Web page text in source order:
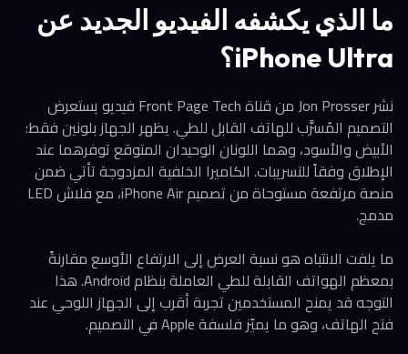
ما الذي يكشفه الفيديو الجديد عن
iPhone Ultra؟
نشر Jon Prosser من قناة Front Page Tech فيديو يستعرض
التصميم المُسرَّب للهاتف القابل للطي. يظهر الجهاز بلونين فقط:
الأبيض والأسود، وهما اللونان الوحيدان المتوقع توفرهما عند
الإطلاق وفقاً للتسريبات. الكاميرا الخلفية المزدوجة تأتي ضمن
منصة مرتفعة مستوحاة من تصميم iPhone Air، مع فلاش LED
مدمج.
ما يلفت الانتباه هو نسبة العرض إلى الارتفاع الأوسع مقارنةً
بمعظم الهواتف القابلة للطي العاملة بنظام Android. هذا
التوجه قد يمنح المستخدمين تجربة أقرب إلى الجهاز اللوحي عند
فتح الهاتف، وهو ما يميّز فلسفة Apple في التصميم.